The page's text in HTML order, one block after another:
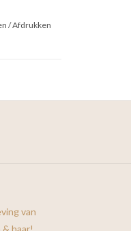
/Afdrukken
van
haar!